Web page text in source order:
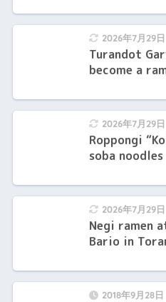
2026年7月29日
Turandot
become a
2026年7月29日
Roppongi
soba noodles
2026年7月29日
Negi ramen
Bario in
2018年9月28日